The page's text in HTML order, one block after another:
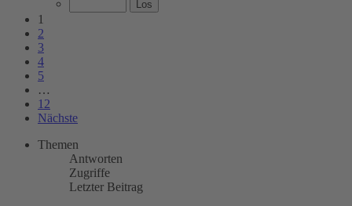
1
2
3
4
5
…
12
Nächste
Themen
Antworten
Zugriffe
Letzter Beitrag